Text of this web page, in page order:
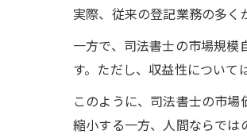
実際、従来の登記業務の多く
一方で、司法書士の市場規
す。ただし、収益性について
このように、司法書士の市
縮小する一方、人間ならでは